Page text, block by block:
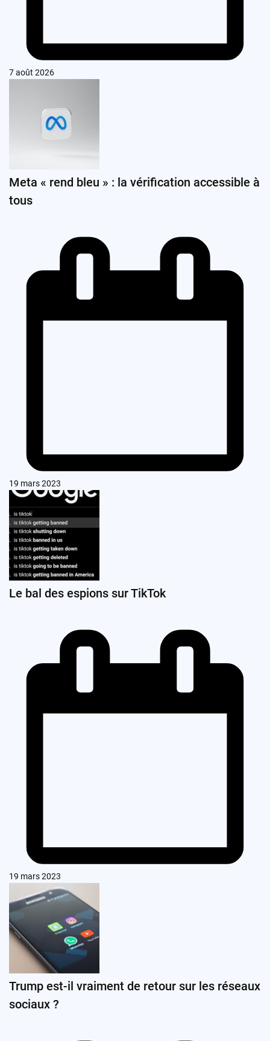
7 août 2026
Meta « rend bleu » : la vérification accessible à
tous
19 mars 2023
Le bal des espions sur TikTok
19 mars 2023
Trump est-il vraiment de retour sur les réseaux
sociaux ?